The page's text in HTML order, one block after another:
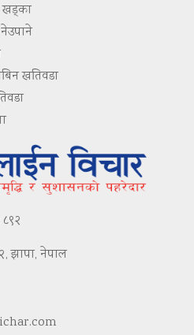
खड्का
खतिवडा
८९२
झापा, नेपाल